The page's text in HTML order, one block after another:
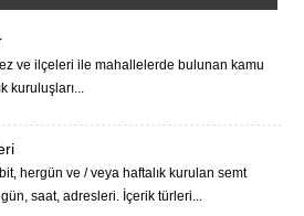
ve ilçeleri ile mahallelerde bulunan kamu
kuruluşları...
hergün ve / veya haftalık kurulan semt
saat, adresleri. İçerik türleri...